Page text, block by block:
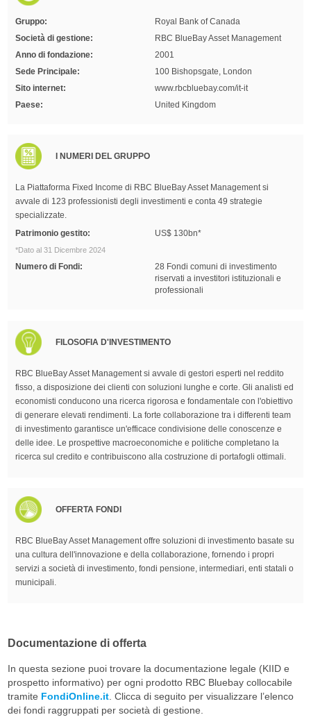
Gruppo:
Royal Bank of Canada
Società di gestione:
RBC BlueBay Asset Management
Anno di fondazione:
2001
Sede Principale:
100 Bishopsgate, London
Sito internet:
www.rbcbluebay.com/it-it
Paese:
United Kingdom
I NUMERI DEL GRUPPO
La Piattaforma Fixed Income di RBC BlueBay Asset Management si
avvale di 123 professionisti degli investimenti e conta 49 strategie
specializzate.
Patrimonio gestito:
US$ 130bn*
*Dato al 31 Dicembre 2024
Numero di Fondi:
28 Fondi comuni di investimento
riservati a investitori istituzionali e
professionali
FILOSOFIA D'INVESTIMENTO
RBC BlueBay Asset Management si avvale di gestori esperti nel reddito
fisso, a disposizione dei clienti con soluzioni lunghe e corte. Gli analisti ed
economisti conducono una ricerca rigorosa e fondamentale con l'obiettivo
di generare elevati rendimenti. La forte collaborazione tra i differenti team
di investimento garantisce un'efficace condivisione delle conoscenze e
delle idee. Le prospettive macroeconomiche e politiche completano la
ricerca sul credito e contribuiscono alla costruzione di portafogli ottimali.
OFFERTA FONDI
RBC BlueBay Asset Management offre soluzioni di investimento basate su
una cultura dell'innovazione e della collaborazione, fornendo i propri
servizi a società di investimento, fondi pensione, intermediari, enti statali o
municipali.
Documentazione di offerta
In questa sezione puoi trovare la documentazione legale (KIID e
prospetto informativo) per ogni prodotto RBC Bluebay collocabile
tramite FondiOnline.it. Clicca di seguito per visualizzare l’elenco
dei fondi raggruppati per società di gestione.